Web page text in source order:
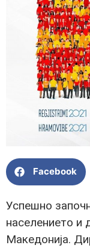
Facebook
Успешно
населението и
Македонија.